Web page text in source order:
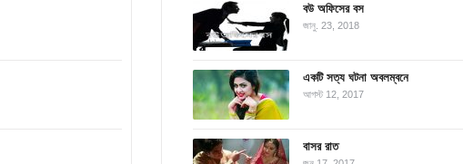
বউ অফিসের বস
জানু. 23, 2018
একটি সত্য ঘটনা অবলম্বনে
আগস্ট 12, 2017
বাসর রাত